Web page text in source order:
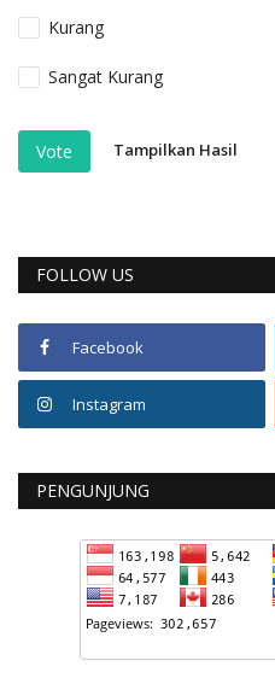
Kurang
Sangat Kurang
Vote Tampilkan Hasil
FOLLOW US
Facebook
Instagram
PENGUNJUNG